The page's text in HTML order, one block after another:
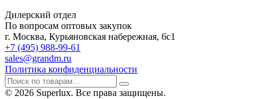
Дилерский отдел
По вопросам оптовых закупок
г. Москва, Курьяновская набережная, 6с1
+7 (495) 988-99-61
sales@grandm.ru
Политика конфиденциальности
© 2026 Superlux. Все права защищены.